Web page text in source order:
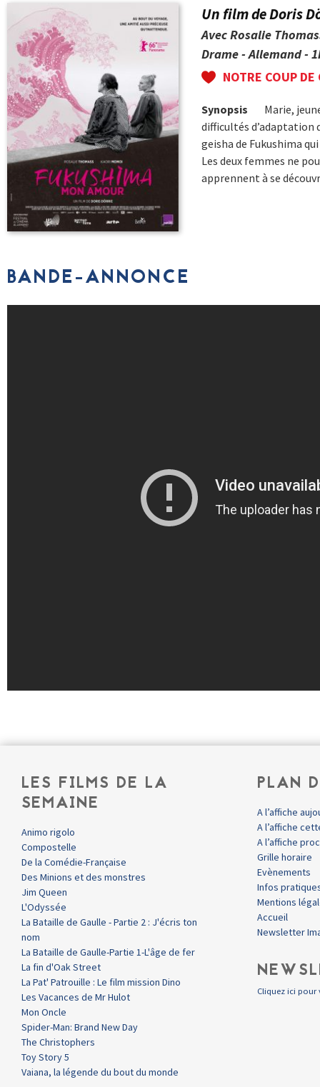
Un film de Doris
Avec Rosalie
Drame - Allemand -
NOTRE COUP
Synopsis
Marie,
difficultés d’adaptation
geisha de Fukushima
Les deux femmes ne
apprennent à se
BANDE-ANNONCE
LES FILMS DE LA
SEMAINE
Animo rigolo
Compostelle
De la Comédie-Française
Des Minions et des monstres
Jim Queen
L'Odyssée
La Bataille de Gaulle - Partie 2 : J'écris ton
nom
La Bataille de Gaulle-Partie 1-L'âge de fer
La fin d'Oak Street
La Pat' Patrouille : Le film mission Dino
Les Vacances de Mr Hulot
Mon Oncle
Spider-Man: Brand New Day
The Christophers
Toy Story 5
Vaiana, la légende du bout du monde
PLAN
A l’affiche
A l’affiche
A l’affiche
Grille horaire
Evènements
Infos
Mentions
Accueil
Newsletter
Cliquez ici pour